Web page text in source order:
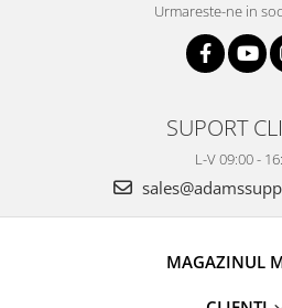
Urmareste-ne in
SUPORT
L-V 09:00 -
MAGAZINUL